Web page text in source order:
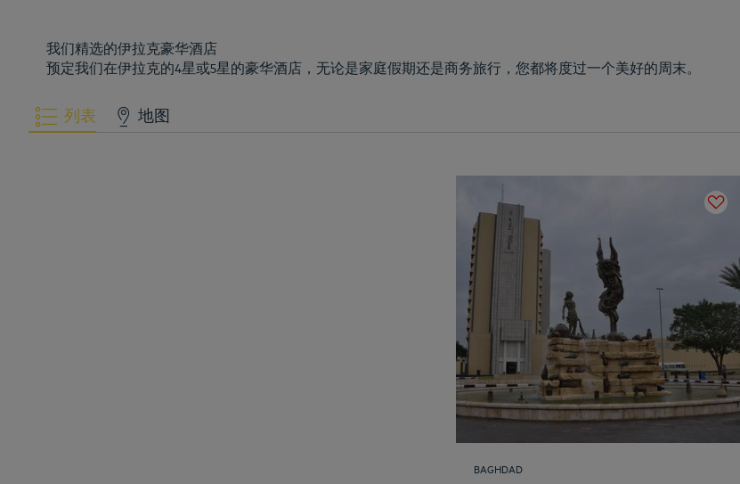
我们精选的伊拉克豪华酒店
预定我们在伊拉克的4星或5星的豪华酒店，无论是家庭假期还是商务旅行，您都将度过一个美好的周末。
列表 地图
BAGHDAD